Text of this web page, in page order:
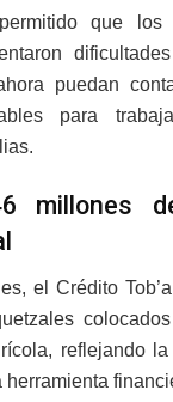
que los
puedan
para
millones
el Crédito
reflejando
herramienta